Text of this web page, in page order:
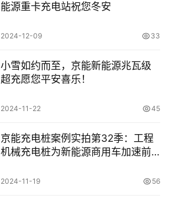
能源重卡充电站祝您冬安
2024-12-09 33
小雪如约而至，京能新能源兆瓦级
超充愿您平安喜乐！
2024-11-22 45
京能充电桩案例实拍第32季：工程
机械充电桩为新能源商用车加速前
2024-11-19 56